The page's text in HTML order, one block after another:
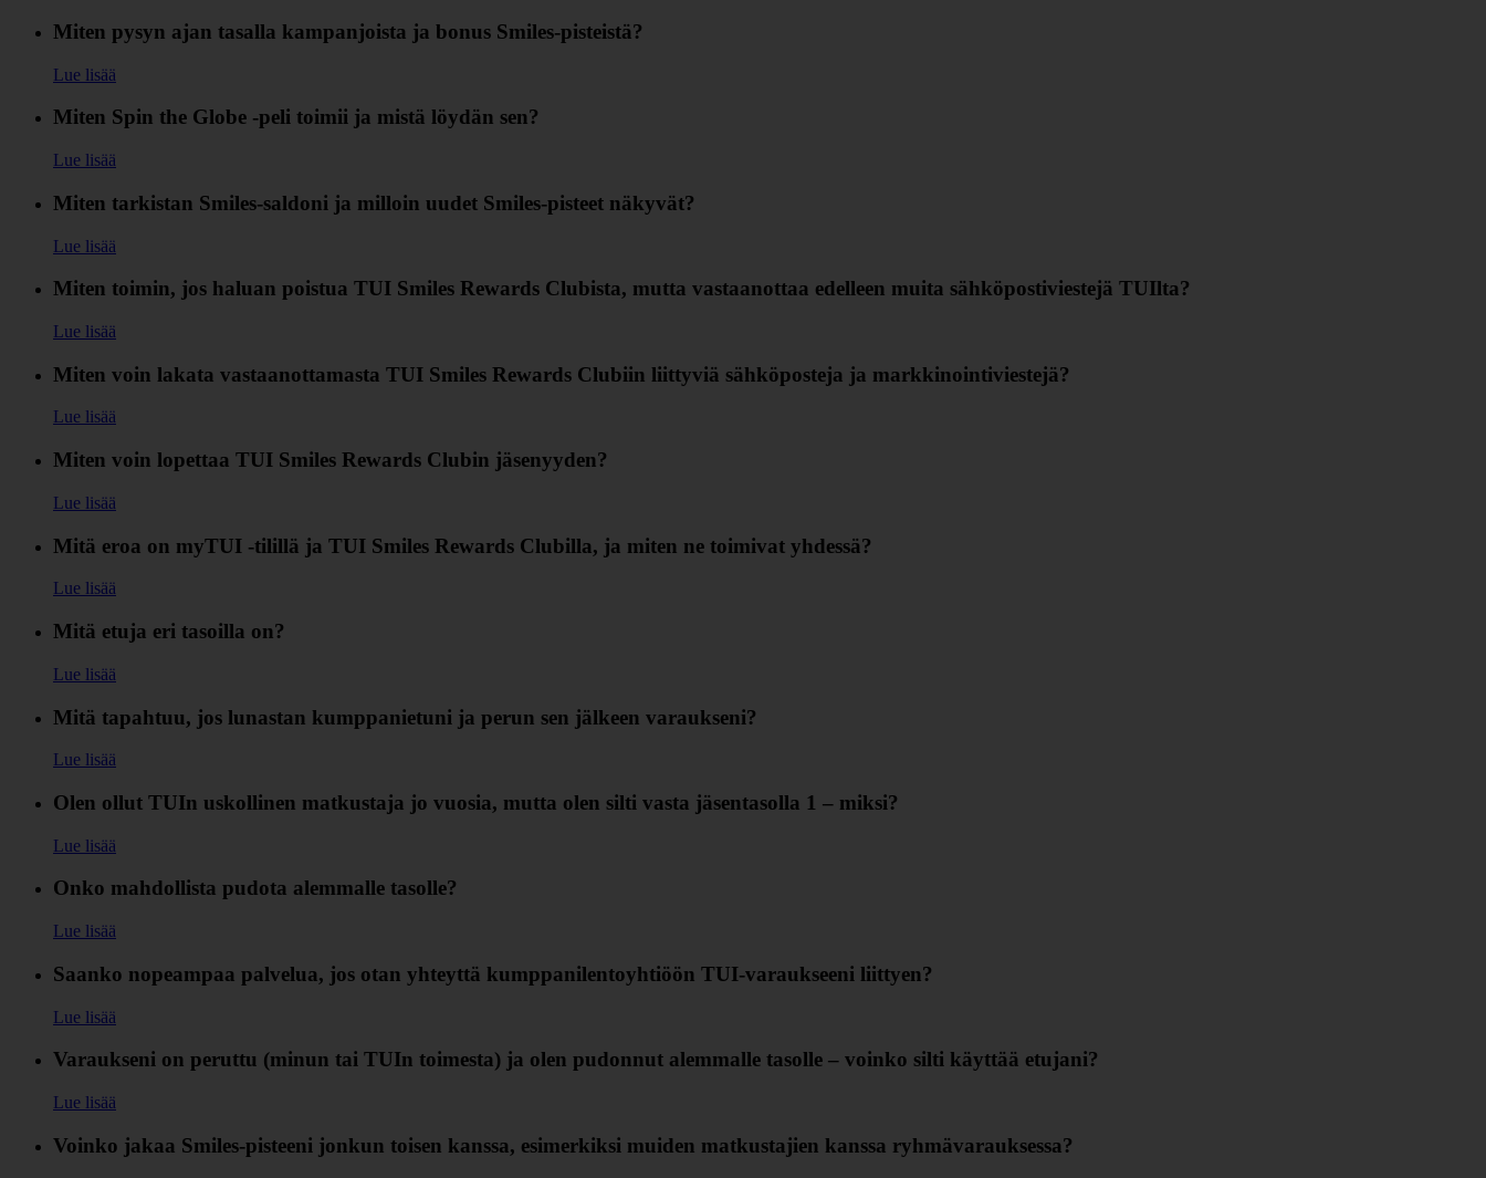
Miten pysyn ajan tasalla kampanjoista ja bonus Smiles-pisteistä?
Lue lisää
Miten Spin the Globe ‑peli toimii ja mistä löydän sen?
Lue lisää
Miten tarkistan Smiles‑saldoni ja milloin uudet Smiles-pisteet näkyvät?
Lue lisää
Miten toimin, jos haluan poistua TUI Smiles Rewards Clubista, mutta vastaanottaa edelleen muita sähköpostiviestejä TUIlta?
Lue lisää
Miten voin lakata vastaanottamasta TUI Smiles Rewards Clubiin liittyviä sähköposteja ja markkinointiviestejä?
Lue lisää
Miten voin lopettaa TUI Smiles Rewards Clubin jäsenyyden?
Lue lisää
Mitä eroa on myTUI -tilillä ja TUI Smiles Rewards Clubilla, ja miten ne toimivat yhdessä?
Lue lisää
Mitä etuja eri tasoilla on?
Lue lisää
Mitä tapahtuu, jos lunastan kumppanietuni ja perun sen jälkeen varaukseni?
Lue lisää
Olen ollut TUIn uskollinen matkustaja jo vuosia, mutta olen silti vasta jäsentasolla 1 – miksi?
Lue lisää
Onko mahdollista pudota alemmalle tasolle?
Lue lisää
Saanko nopeampaa palvelua, jos otan yhteyttä kumppanilentoyhtiöön TUI‑varaukseeni liittyen?
Lue lisää
Varaukseni on peruttu (minun tai TUIn toimesta) ja olen pudonnut alemmalle tasolle – voinko silti käyttää etujani?
Lue lisää
Voinko jakaa Smiles-pisteeni jonkun toisen kanssa, esimerkiksi muiden matkustajien kanssa ryhmävarauksessa?